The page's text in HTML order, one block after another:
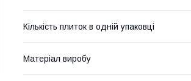
Кількість плиток в одній упаковці
Матеріал виробу